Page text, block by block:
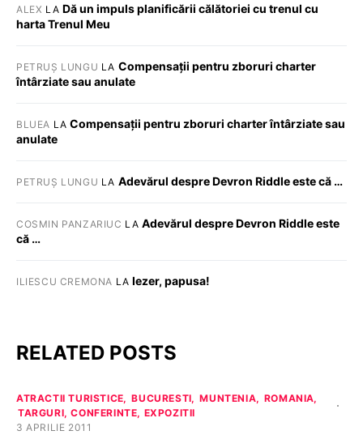
ALEX LA Dă un impuls planificării călătoriei cu trenul cu
harta Trenul Meu
PETRUȘ LUNGU LA Compensații pentru zboruri charter
întârziate sau anulate
BLUEA LACompensații pentru zboruri charter întârziate sau
anulate
PETRUȘ LUNGU LA Adevărul despre Devron Riddle este că …
COSMIN PANZARIUC LA Adevărul despre Devron Riddle este
că …
ILIESCU CREMONA LA Iezer, papusa!
RELATED POSTS
ATRACTII TURISTICE BUCURESTI MUNTENIA
ROMANIA
TARGURI, CONFERINTE, EXPOZITII
3 APRILIE 2011